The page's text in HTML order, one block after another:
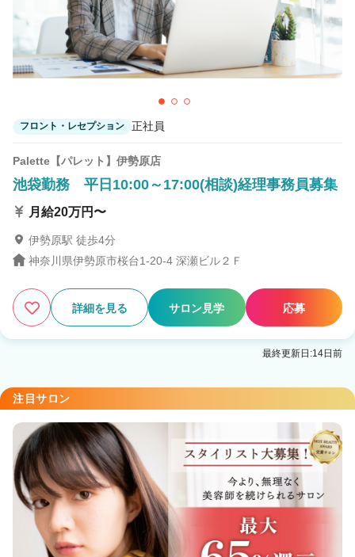
フロント・レセプション 正社員
Palette【パレット】伊勢原店
池袋勤務 平日10:00～17:00(相談)経理事務員募集
月給20万円〜
伊勢原駅 徒歩4分
神奈川県伊勢原市桜台1-20-4 深瀬ビル２Ｆ
詳細を見る サロン見学 応募
最終更新日:14日前
注目サロン